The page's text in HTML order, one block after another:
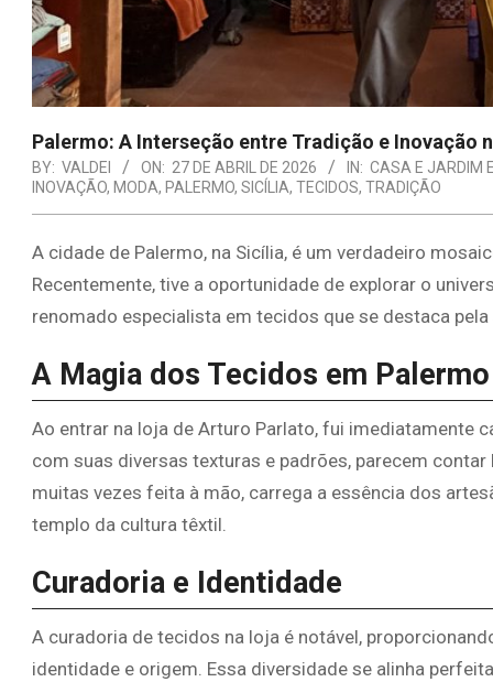
Palermo: A Interseção entre Tradição e Inovação
BY: VALDEI ON: 27 DE ABRIL DE 2026 IN: CASA E JARDIM
INOVAÇÃO, MODA, PALERMO, SICÍLIA, TECIDOS, TRADIÇÃO
A cidade de Palermo, na Sicília, é um verdadeiro
Recentemente, tive a oportunidade de explorar o
renomado especialista em tecidos que se destaca
A Magia dos Tecidos em Palermo
Ao entrar na loja de Arturo Parlato, fui imediatamente
com suas diversas texturas e padrões, parecem
muitas vezes feita à mão, carrega a essência dos
templo da cultura têxtil.
Curadoria e Identidade
A curadoria de tecidos na loja é notável,
identidade e origem. Essa diversidade se alinha